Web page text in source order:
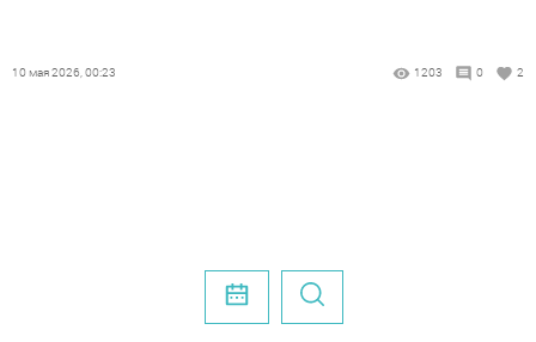
10 мая 2026, 00:23 1203 0 2